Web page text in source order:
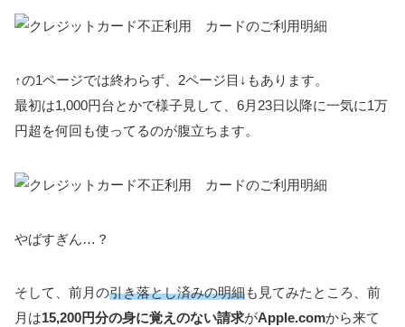
↑の1ページでは終わらず、2ページ目↓もあります。
最初は1,000円台とかで様子見して、6月23日以降に一気に1万
円超を何回も使ってるのが腹立ちます。
やばすぎん…？
そして、前月の引き落とし済みの明細も見てみたところ、前
月は15,200円分の身に覚えのない請求がApple.comから来て